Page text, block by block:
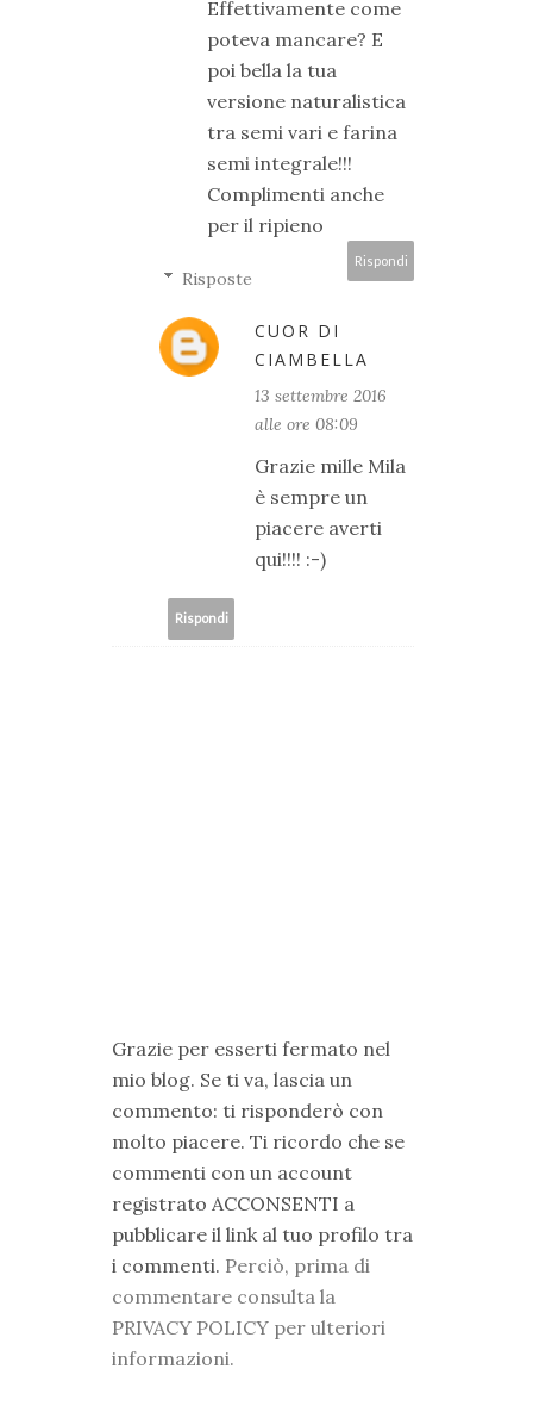
Effettivamente come
poteva mancare? E
poi bella la tua
versione naturalistica
tra semi vari e farina
semi integrale!!!
Complimenti anche
per il ripieno
Rispondi
Risposte
CUOR DI
CIAMBELLA
13 settembre 2016
alle ore 08:09
Grazie mille Mila
è sempre un
piacere averti
qui!!!! :-)
Rispondi
Grazie per esserti fermato nel
mio blog. Se ti va, lascia un
commento: ti risponderò con
molto piacere. Ti ricordo che se
commenti con un account
registrato ACCONSENTI a
pubblicare il link al tuo profilo tra
i commenti. Perciò, prima di
commentare consulta la
PRIVACY POLICY per ulteriori
informazioni.